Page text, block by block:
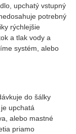
upchatý vstupný
potrebný
rýchlejšie
a tlak vody a
systém, alebo
do šálky
upchatá
alebo mastné
priamo